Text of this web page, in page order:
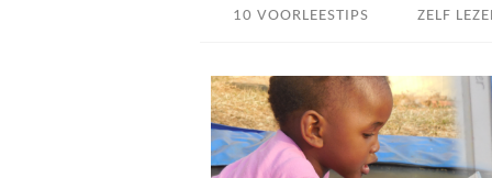
10 VOORLEESTIPS ZELF